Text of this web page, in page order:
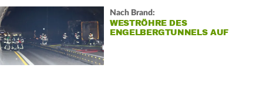
Nach Brand:
WESTRÖHRE DES
ENGELBERGTUNNELS AUF